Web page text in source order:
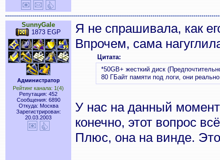
SunnyGale
1873 EGP
Администратор
Рейтинг канала: 1(4)
Репутация: 452
Сообщения: 6890
Откуда: Москва
Зарегистрирован:
20.03.2003
Я не спрашивала, как
Впрочем, сама
Цитата:
*50GB+ жесткий диск
80 ГБайт памяти под логи, они
У нас на данный
конечно, этот вопрос
Плюс, она на винде.